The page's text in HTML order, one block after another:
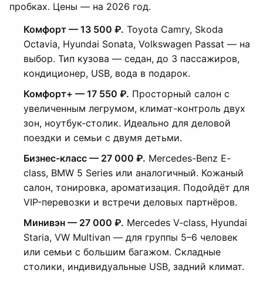
пробках. Цены — на 2026 год.
Комфорт — 13 500 ₽. Toyota Camry, Skoda
Octavia, Hyundai Sonata, Volkswagen Passat — на
выбор. Тип кузова — седан, до 3 пассажиров,
кондиционер, USB, вода в подарок.
Комфорт+ — 17 550 ₽. Просторный салон с
увеличенным легрумом, климат-контроль двух
зон, ноутбук-столик. Идеально для деловой
поездки и семьи с двумя детьми.
Бизнес-класс — 27 000 ₽. Mercedes-Benz E-
class, BMW 5 Series или аналогичный. Кожаный
салон, тонировка, ароматизация. Подойдёт для
VIP-перевозки и встречи деловых партнёров.
Минивэн — 27 000 ₽. Mercedes V-class, Hyundai
Staria, VW Multivan — для группы 5–6 человек
или семьи с большим багажом. Складные
столики, индивидуальные USB, задний климат.